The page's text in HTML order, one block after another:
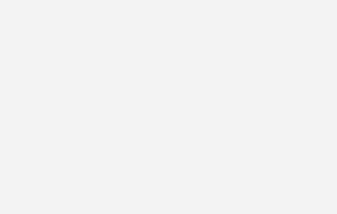
soll eine attraktive
Sanierungsmaßnahmen aufsetzen,
bei selbst genutzten Ein- und
Wohnungen auszulösen. Diese Forderung